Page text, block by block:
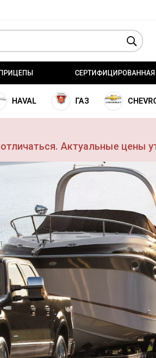
ПРИЦЕПЫ СЕРТИФИЦИРОВАННАЯ
HAVAL ГАЗ
Актуальные цены